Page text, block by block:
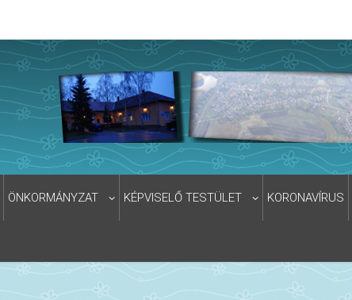
ÖNKORMÁNYZAT KÉPVISELŐ TESTÜLET KORONAVÍRUS